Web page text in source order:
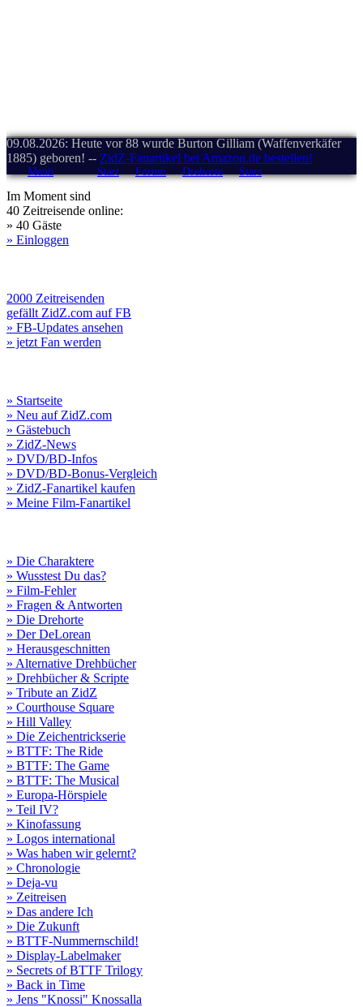
09.08.2026: Heute vor 88 wurde Burton Gilliam (Waffenverkäfer
1885) geboren! -- ZidZ-Fanartikel bei Amazon.de bestellen!
Menü Start Forum Drehorte Stars
Im Moment sind
40 Zeitreisende online:
» 40 Gäste
» Einloggen
2000 Zeitreisenden
gefällt ZidZ.com auf FB
» FB-Updates ansehen
» jetzt Fan werden
» Startseite
» Neu auf ZidZ.com
» Gästebuch
» ZidZ-News
» DVD/BD-Infos
» DVD/BD-Bonus-Vergleich
» ZidZ-Fanartikel kaufen
» Meine Film-Fanartikel
» Die Charaktere
» Wusstest Du das?
» Film-Fehler
» Fragen & Antworten
» Die Drehorte
» Der DeLorean
» Herausgeschnitten
» Alternative Drehbücher
» Drehbücher & Scripte
» Tribute an ZidZ
» Courthouse Square
» Hill Valley
» Die Zeichentrickserie
» BTTF: The Ride
» BTTF: The Game
» BTTF: The Musical
» Europa-Hörspiele
» Teil IV?
» Kinofassung
» Logos international
» Was haben wir gelernt?
» Chronologie
» Deja-vu
» Zeitreisen
» Das andere Ich
» Die Zukunft
» BTTF-Nummernschild!
» Display-Labelmaker
» Secrets of BTTF Trilogy
» Back in Time
» Jens "Knossi" Knossalla